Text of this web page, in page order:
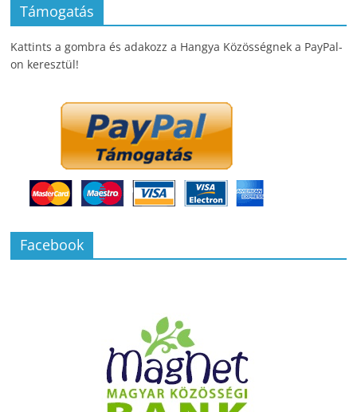
Támogatás
Kattints a gombra és adakozz a Hangya Közösségnek a PayPal-
on keresztül!
Facebook